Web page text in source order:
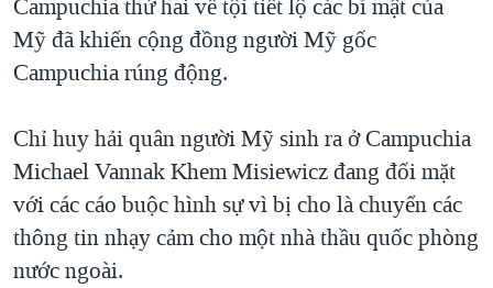
CÁC GIÁ TRỊ CỘNG HÒA Ở VIỆT NAM
THƯỢNG ĐỈNH TRUMP-KIM TẠI VIỆT NAM
NGƯ DÂN VIỆT VÀ LÀN SÓNG TRỘM HẢI SÂM
BÊN KIA QUỐC LỘ: TIẾNG VỌNG TỪ NÔNG THÔN MỸ
QUAN HỆ VIỆT MỸ
Campuchia thứ hai về tội tiết lộ các bí mật của
Mỹ đã khiến cộng đồng người Mỹ gốc
Campuchia rúng động.
Chỉ huy hải quân người Mỹ sinh ra ở Campuchia
Michael Vannak Khem Misiewicz đang đối mặt
với các cáo buộc hình sự vì bị cho là chuyển các
thông tin nhạy cảm cho một nhà thầu quốc phòng
nước ngoài.